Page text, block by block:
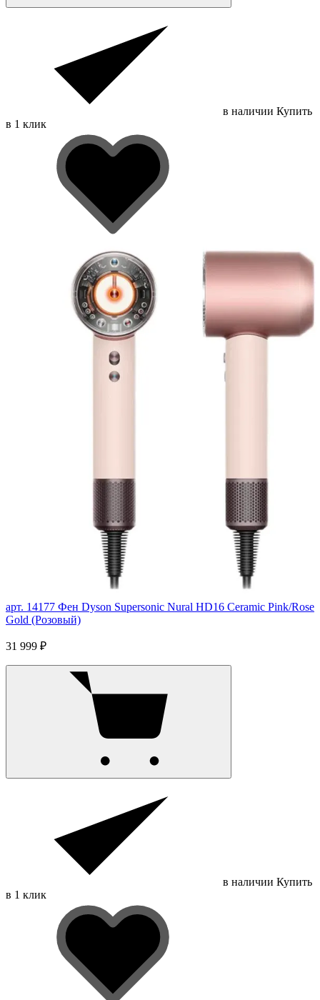
в наличии Купить
в 1 клик
арт. 14177 Фен Dyson Supersonic Nural HD16 Ceramic Pink/Rose
Gold (Розовый)
31 999 ₽
в наличии Купить
в 1 клик